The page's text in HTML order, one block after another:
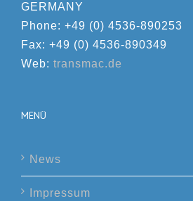
GERMANY
Phone: +49 (0) 4536-890253
Fax: +49 (0) 4536-890349
Web: transmac.de
MENÜ
News
Impressum